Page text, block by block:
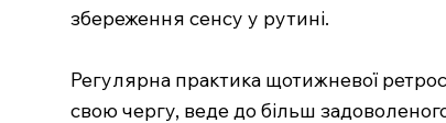
збереження сенсу у рутині.
Регулярна практика щотижневої
свою чергу, веде до більш